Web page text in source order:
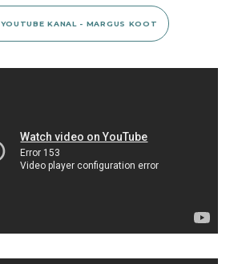
YOUTUBE KANAL - MARGUS KOOT